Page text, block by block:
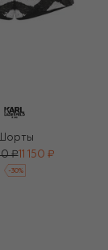
₽11 150 ₽
-30%